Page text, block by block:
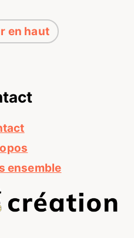
en haut
ensemble